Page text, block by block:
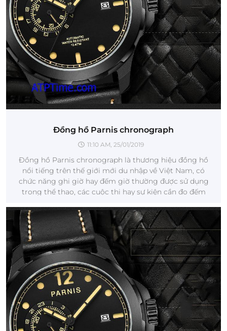
Đồng hồ Parnis chronograph
11:10 AM, 25/01/2019
Đồng hồ Parnis chronograph là thương hiệu đồng hồ
nổi tiếng trên thế giới mới du nhập về Việt Nam, có
chức năng ghi giờ hay đếm giờ thường được sử dụng
trong thể thao, các cuộc thi hay sự kiện cần đo đếm